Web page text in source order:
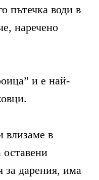
пътечка води в
наречено
и е най-
влизаме в
оставени
за дарения, има